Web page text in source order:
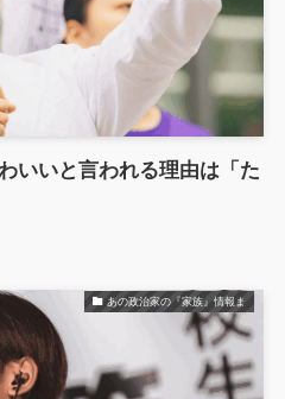
いいと言われる理由は「た
あの政治家の『家族』情報ま